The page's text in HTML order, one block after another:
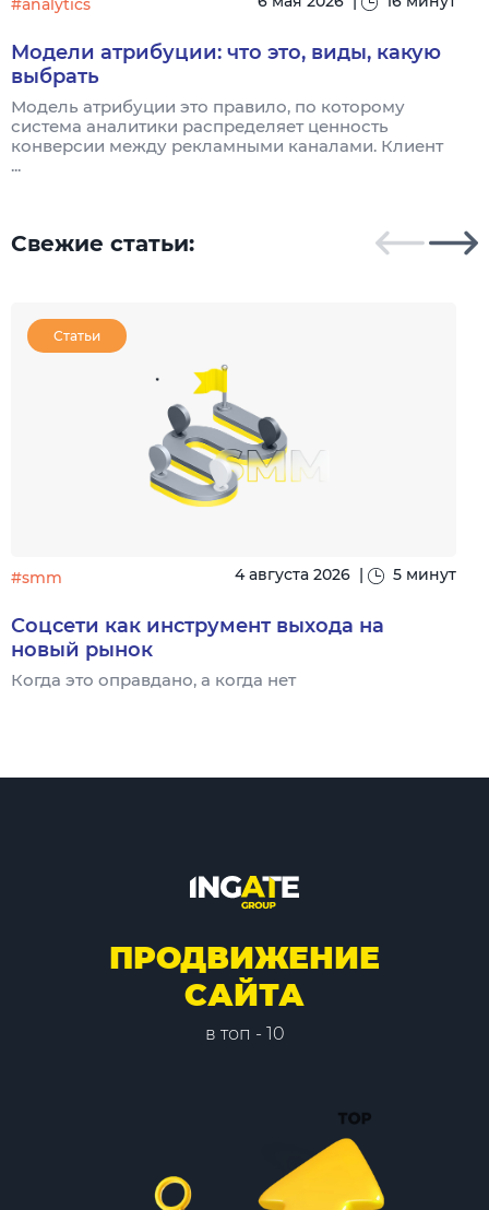
#analytics
Модели атрибуции: что это, виды, какую
выбрать
Модель атрибуции это правило, по которому
система аналитики распределяет ценность
конверсии между рекламными каналами. Клиент
...
Свежие статьи:
Статьи
#smm 4 августа 2026 | 5 минут
Соцсети как инструмент выхода на
новый рынок
Когда это оправдано, а когда нет
ПРОДВИЖЕНИЕ
САЙТА
в топ - 10